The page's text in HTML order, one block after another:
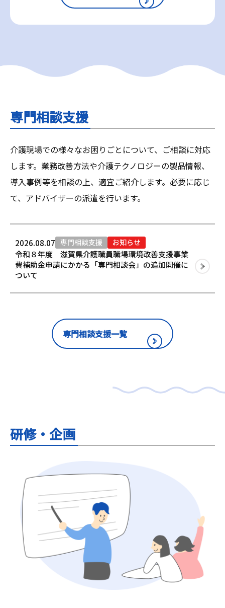
専門相談支援
介護現場での様々なお困りごとについて、ご相談に対応
します。業務改善方法や介護テクノロジーの製品情報、
導入事例等を相談の上、適宜ご紹介します。必要に応じ
て、アドバイザーの派遣を行います。
2026.08.07 専門相談支援 お知らせ
令和８年度 滋賀県介護職員職場環境改善支援事業
費補助金申請にかかる「専門相談会」の追加開催に
ついて
専門相談支援一覧
研修・企画